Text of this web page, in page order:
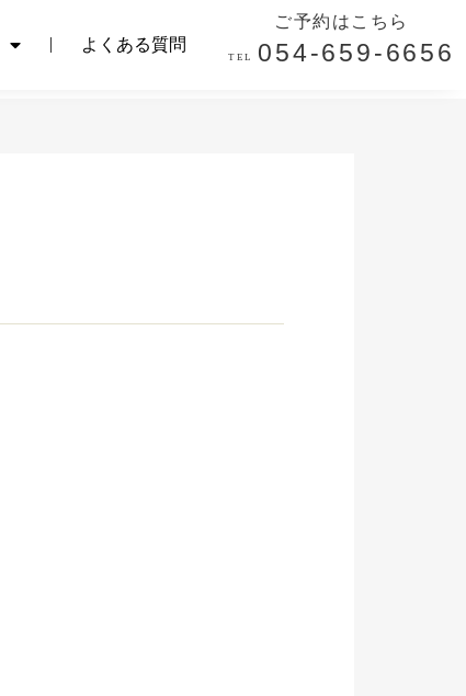
よくある質問
ご予約はこちら
TEL. 054-659-6656
よくある質問
ご予約はこちら
TEL. 054-659-6656